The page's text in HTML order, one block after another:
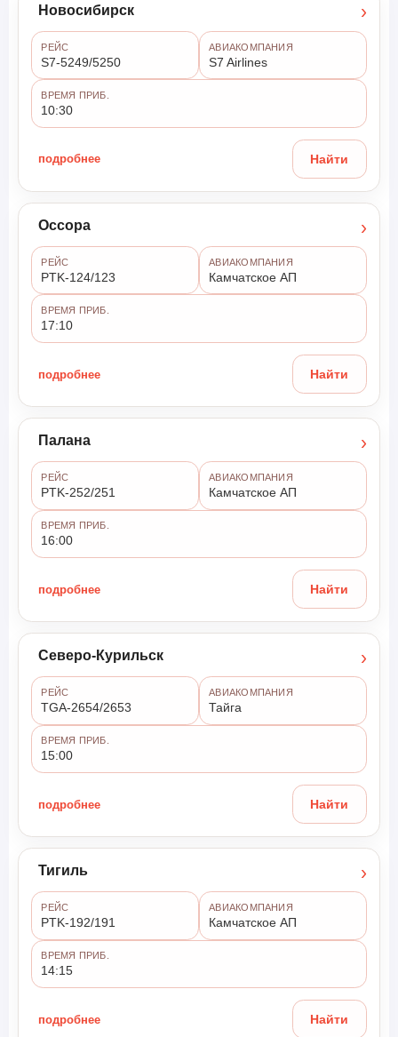
Новосибирск ›
РЕЙС
S7-5249/5250
АВИАКОМПАНИЯ
S7 Airlines
ВРЕМЯ ПРИБ.
10:30
подробнее Найти
Оссора ›
РЕЙС
PTK-124/123
АВИАКОМПАНИЯ
Камчатское АП
ВРЕМЯ ПРИБ.
17:10
подробнее Найти
Палана ›
РЕЙС
PTK-252/251
АВИАКОМПАНИЯ
Камчатское АП
ВРЕМЯ ПРИБ.
16:00
подробнее Найти
Северо-Курильск ›
РЕЙС
TGA-2654/2653
АВИАКОМПАНИЯ
Тайга
ВРЕМЯ ПРИБ.
15:00
подробнее Найти
Тигиль ›
РЕЙС
PTK-192/191
АВИАКОМПАНИЯ
Камчатское АП
ВРЕМЯ ПРИБ.
14:15
подробнее Найти